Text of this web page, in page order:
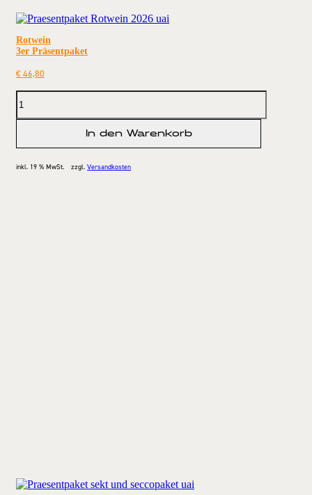
Rotwein
3er Präsentpaket
€46,80
In den Warenkorb
inkl. 19 % MwSt. zzgl. Versandkosten